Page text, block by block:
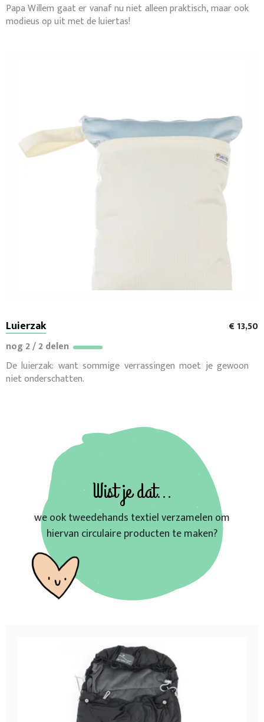
Papa Willem gaat er vanaf nu niet alleen praktisch, maar ook
modieus op uit met de luiertas!
Luierzak
€ 13,50
nog 2 / 2 delen
De luierzak: want sommige verrassingen moet je gewoon
niet onderschatten.
Wist je dat...
we ook tweedehands textiel verzamelen om
hiervan circulaire producten te maken?